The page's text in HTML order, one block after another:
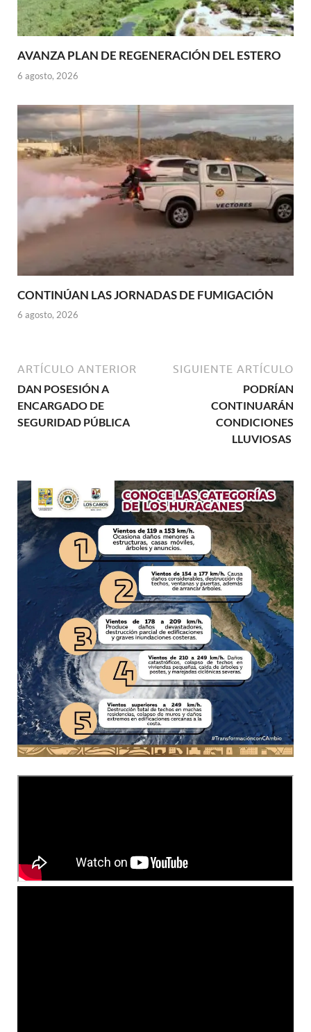
AVANZA PLAN DE REGENERACIÓN DEL ESTERO
6 agosto, 2026
CONTINÚAN LAS JORNADAS DE FUMIGACIÓN
6 agosto, 2026
ARTÍCULO ANTERIOR
DAN POSESIÓN A
ENCARGADO DE
SEGURIDAD PÚBLICA
SIGUIENTE ARTÍCULO
PODRÍAN
CONTINUARÁN
CONDICIONES
LLUVIOSAS